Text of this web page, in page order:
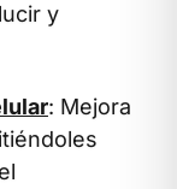
y
: Mejora